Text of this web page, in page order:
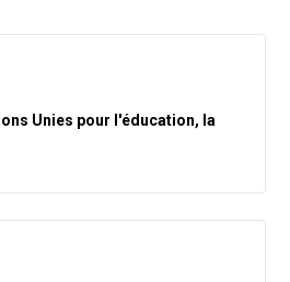
Unies pour l'éducation, la